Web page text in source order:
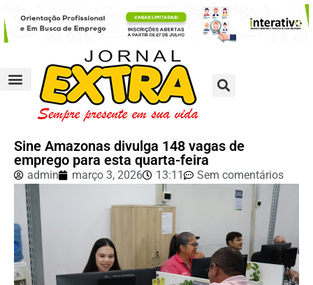
Sine Amazonas divulga 148 vagas de
emprego para esta quarta-feira
admin março 3, 2026 13:11 Sem comentários